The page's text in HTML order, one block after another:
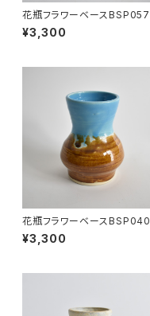
花瓶フラワーベースBSP057
(黄/ベージュ/点模様)
¥3,300
花瓶フラワーベースBSP040
(水色/茶/光沢)
¥3,300